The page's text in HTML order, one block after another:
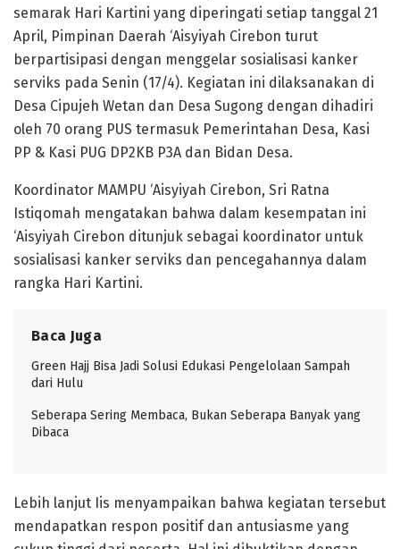
semarak Hari Kartini yang diperingati setiap tanggal 21
April, Pimpinan Daerah ‘Aisyiyah Cirebon turut
berpartisipasi dengan menggelar sosialisasi kanker
serviks pada Senin (17/4). Kegiatan ini dilaksanakan di
Desa Cipujeh Wetan dan Desa Sugong dengan dihadiri
oleh 70 orang PUS termasuk Pemerintahan Desa, Kasi
PP & Kasi PUG DP2KB P3A dan Bidan Desa.
Koordinator MAMPU ‘Aisyiyah Cirebon, Sri Ratna
Istiqomah mengatakan bahwa dalam kesempatan ini
‘Aisyiyah Cirebon ditunjuk sebagai koordinator untuk
sosialisasi kanker serviks dan pencegahannya dalam
rangka Hari Kartini.
Baca Juga
Green Hajj Bisa Jadi Solusi Edukasi Pengelolaan Sampah
dari Hulu
Seberapa Sering Membaca, Bukan Seberapa Banyak yang
Dibaca
Lebih lanjut Iis menyampaikan bahwa kegiatan tersebut
mendapatkan respon positif dan antusiasme yang